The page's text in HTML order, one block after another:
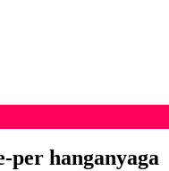
per hanganyaga